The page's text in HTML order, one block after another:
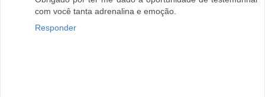
com você tanta adrenalina e emoção.
Responder